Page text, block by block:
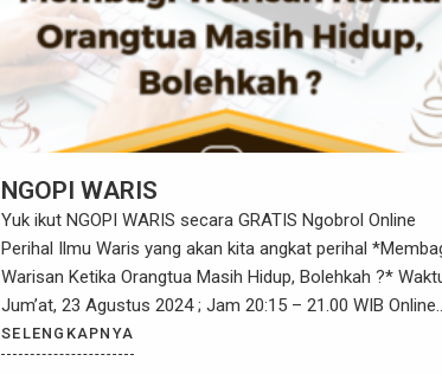
NGOPI WARIS
Yuk ikut NGOPI WARIS secara GRATIS Ngobrol Online
Perihal Ilmu Waris yang akan kita angkat perihal
Warisan Ketika Orangtua Masih Hidup, Bolehkah ?*
Jum’at, 23 Agustus 2024 ; Jam 20:15 – 21.00 WIB Online
via Zoom bersama Ustadz M. Yusran Ramli dari Kaffah
Waris Center. Silahkan daftar disini untuk Mendapatkan
SELENGKAPNYA